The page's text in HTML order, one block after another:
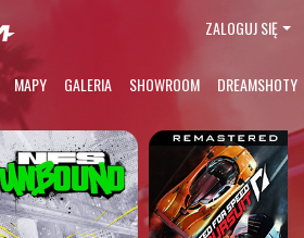
MAPY GALERIA SHOWROOM DREAMSHOTY
ZALOGUJ SIĘ